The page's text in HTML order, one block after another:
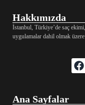
Hakkımızda
İstanbul, Türkiye’de saç
uygulamalar dahil olmak
Ana Sayfalar